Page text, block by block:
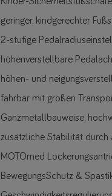
geringer, kindgerechter
2-stufige
höhenverstellbare
höhen- und
fahrbar mit großen
Ganzmetallbauweise,
zusätzliche Stabilität durch
MOTOmed
BewegungsSchutz &